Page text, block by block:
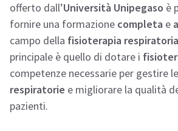
offerto dall’Università Unipegaso è
fornire una formazione completa e
campo della fisioterapia respiratoria
principale è quello di dotare i
competenze necessarie per gestire le
respiratorie e migliorare la qualità
pazienti.